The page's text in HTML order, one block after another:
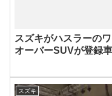
スズキがハスラーの
オーバーSUVが登録
スズキ